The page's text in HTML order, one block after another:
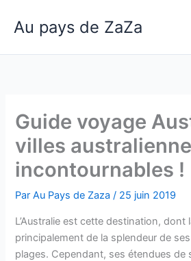
Au pays de ZaZa
Guide voyage
villes
incontournables !
ParAu Pays de Zaza/ 25 juin 2019
L’Australie est cette destination, dont
principalement de la splendeur de
plages. Cependant, ses étendues de